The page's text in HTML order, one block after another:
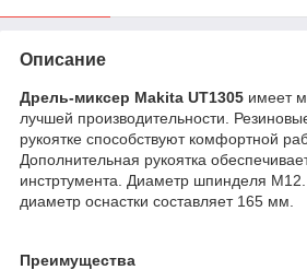
Описание
Дрель-миксер Makita UT1305 имеет
лучшей производительности.
рукоятке способствуют комфортной
Дополнительная рукоятка
инстртумента. Диаметр шпинделя
диаметр оснастки составляет 165 мм.
Преимущества